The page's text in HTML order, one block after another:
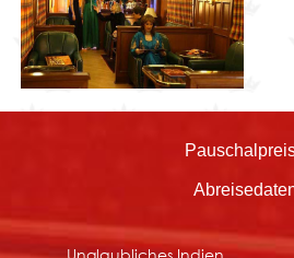
Unglaubliches Indien